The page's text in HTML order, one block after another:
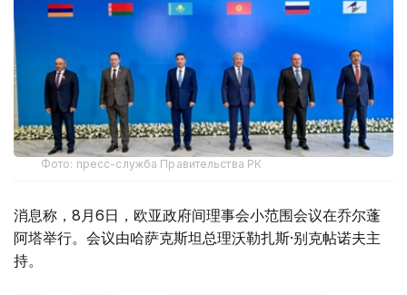
Фото: пресс-служба Правительства РК
消息称，8月6日，欧亚政府间理事会小范围会议在乔尔蓬
阿塔举行。会议由哈萨克斯坦总理沃勒扎斯·别克帖诺夫主
持。